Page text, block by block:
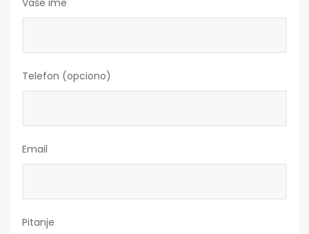
Telefon (opciono)
Email
Pitanje